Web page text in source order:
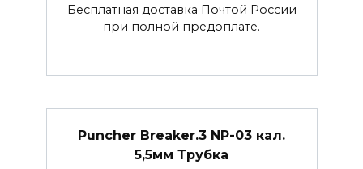
Бесплатная доставка Почтой России
при полной предоплате.
Puncher Breaker.3 NP-03 кал.
5,5мм Трубка